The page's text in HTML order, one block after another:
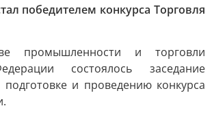
победителем конкурса Торговля
промышленности и торговли
состоялось заседание
подготовке и проведению конкурса